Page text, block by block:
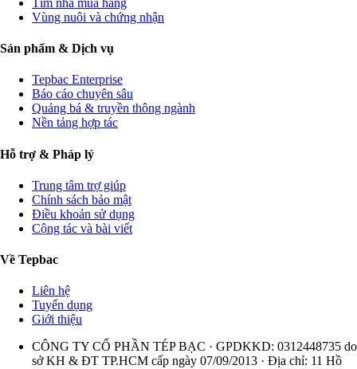
Vùng nuôi và chứng nhận
Sản phẩm & Dịch vụ
Tepbac Enterprise
Báo cáo chuyên sâu
Quảng bá & truyền thông ngành
Nền tảng hợp tác
Hỗ trợ & Pháp lý
Trung tâm trợ giúp
Chính sách bảo mật
Điều khoản sử dụng
Cộng tác và bài viết
Về Tepbac
Liên hệ
Tuyển dụng
Giới thiệu
CÔNG TY CỔ PHẦN TÉP BẠC · GPDKKD: 0312448735 do
sở KH & ĐT TP.HCM cấp ngày 07/09/2013 · Địa chỉ: 11 Hồ